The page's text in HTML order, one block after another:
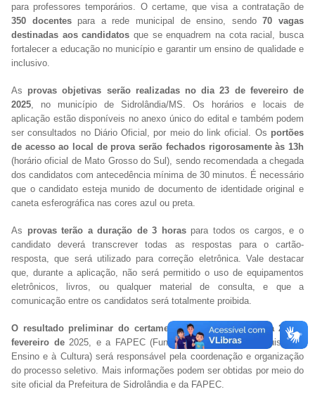
para professores temporários. O certame, que visa a contratação de
350 docentespara a rede municipal de ensino, sendo70 vagas
destinadas aos candidatos que se enquadrem na cota racial, busca
fortalecer a educação no município e garantir um ensino de qualidade e
inclusivo.
As provas objetivas serão realizadas no dia 23 de fevereiro de
2025, no município de Sidrolândia/MS. Os horários e locais de
aplicação estão disponíveis no anexo único do edital e também podem
ser consultados no Diário Oficial, por meio do link oficial. Os portões
de acesso ao local de prova serão fechados rigorosamente às 13h
(horário oficial de Mato Grosso do Sul), sendo recomendada a chegada
dos candidatos com antecedência mínima de 30 minutos. É necessário
que o candidato esteja munido de documento de identidade original e
caneta esferográfica nas cores azul ou preta.
As provas terão a duração de 3 horaspara todos os cargos, e o
candidato deverá transcrever todas as respostas para o cartão-
resposta, que será utilizado para correção eletrônica. Vale destacar
que, durante a aplicação, não será permitido o uso de equipamentos
eletrônicos, livros, ou qualquer material de consulta, e que a
comunicação entre os candidatos será totalmente proibida.
O resultado preliminar do certame será publicado no dia 24 de
fevereiro de2025, e a FAPEC (Fundação de Apoio à Pesquisa, ao
Ensino e à Cultura) será responsável pela coordenação e organização
do processo seletivo. Mais informações podem ser obtidas por meio do
site oficial da Prefeitura de Sidrolândia e da FAPEC.